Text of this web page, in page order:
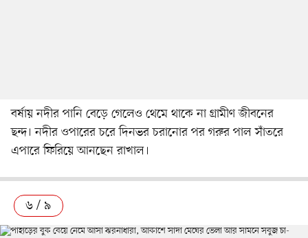
বর্ষায় নদীর পানি বেড়ে গেলেও থেমে থাকে না গ্রামীণ জীবনের
ছন্দ। নদীর ওপারের চরে দিনভর চরানোর পর গরুর পাল সাঁতরে
এপারে ফিরিয়ে আনছেন রাখাল।
৬ / ৯